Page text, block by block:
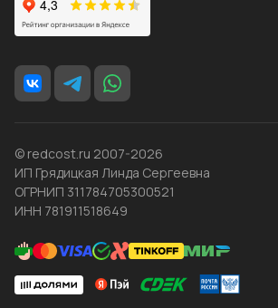
© redcost.ru 2007-2026
ИП Грядицкая Линда Сергеевна
ОГРНИП 311784705300521
ИНН 781911518649